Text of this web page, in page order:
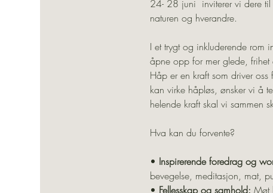
24- 28 juni  inviterer vi dere til
naturen og hverandre.
I et trygt og inkluderende rom
åpne opp for mer glede, frihet
Håp er en kraft som driver
kan virke håpløs, ønsker vi å
helende kraft skal vi sammen
Hva kan du forvente?
• Inspirerende foredrag og
bevegelse, meditasjon, mat,
• Fellesskap og samhold: Møt